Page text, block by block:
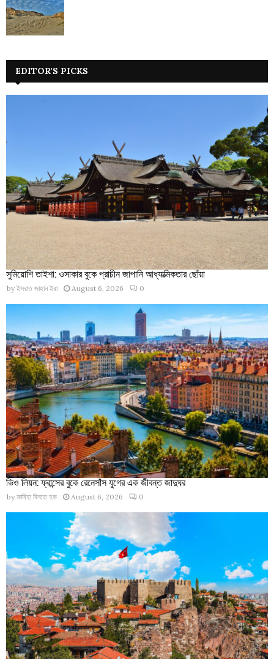
EDITOR'S PICKS
সুমিয়োশি তাইশা: ওসাকার বুকে প্রাচীন জাপানি আধ্যাত্মিকতার ছোঁয়া
by ইসরাত জাহান ইরা August 6, 2026 0
ভিও লিয়ন: ফ্রান্সের বুকে রেনেসাঁস যুগের এক জীবন্ত জাদুঘর
by ফাবিহা বিনতে হক August 6, 2026 0